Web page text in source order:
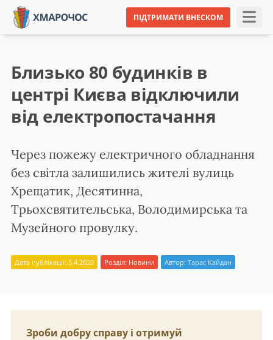
ПІДТРИМАТИ ВНЕСКОМ
Близько 80 будинків в
центрі Києва відключили
від електропостачання
Через пожежу електричного обладнання
без світла залишились жителі вулиць
Хрещатик, Десятинна,
Трьохсвятительська, Володимирська та
Музейного провулку.
Дата публікації: 5.4.2020 Розділ: Новини Автор: Тарас Кайдан
Зроби добру справу і отримуй